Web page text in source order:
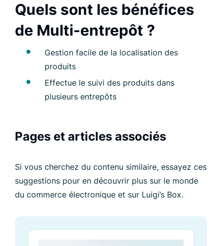
Quels sont les bénéfices
de Multi-entrepôt ?
Gestion facile de la localisation des
produits
Effectue le suivi des produits dans
plusieurs entrepôts
Pages et articles associés
Si vous cherchez du contenu similaire, essayez ces
suggestions pour en découvrir plus sur le monde
du commerce électronique et sur Luigi’s Box.